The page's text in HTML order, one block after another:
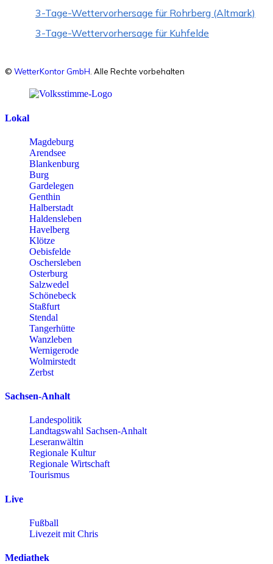
3-Tage-Wettervorhersage für Rohrberg (Altmark)
3-Tage-Wettervorhersage für Kuhfelde
© WetterKontor GmbH. Alle Rechte vorbehalten
Lokal
Magdeburg
Arendsee
Blankenburg
Burg
Gardelegen
Genthin
Halberstadt
Haldensleben
Havelberg
Klötze
Oebisfelde
Oschersleben
Osterburg
Salzwedel
Schönebeck
Staßfurt
Stendal
Tangerhütte
Wanzleben
Wernigerode
Wolmirstedt
Zerbst
Sachsen-Anhalt
Landespolitik
Landtagswahl Sachsen-Anhalt
Leseranwältin
Regionale Kultur
Regionale Wirtschaft
Tourismus
Live
Fußball
Livezeit mit Chris
Mediathek